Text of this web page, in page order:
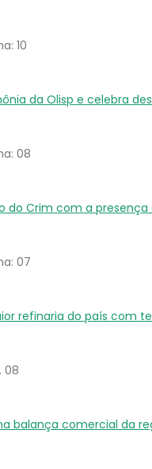
10
da Olisp e celebra
08
do Crim com a
07
refinaria do país com
08
balança comercial da